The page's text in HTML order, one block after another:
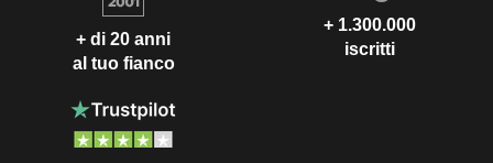
+ di 20 anni
al tuo fianco
+ 1.300.000
iscritti